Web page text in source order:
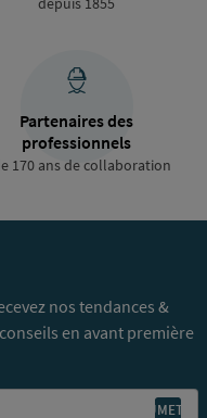
Partenaires des
professionnels
170 ans de collaboration
nos tendances &
en avant première